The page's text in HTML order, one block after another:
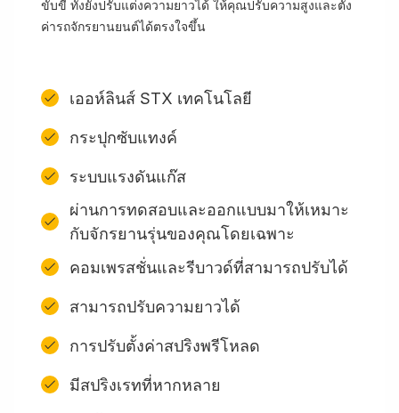
ขับขี่ ทั้งยังปรับแต่งความยาวได้ ให้คุณปรับความสูงและตั้ง
ค่ารถจักรยานยนต์ได้ตรงใจขึ้น
เออห์ลินส์ STX เทคโนโลยี
กระปุกซับแทงค์
ระบบแรงดันแก๊ส
ผ่านการทดสอบและออกแบบมาให้เหมาะ
กับจักรยานรุ่นของคุณโดยเฉพาะ
คอมเพรสชั่นและรีบาวด์ที่สามารถปรับได้
สามารถปรับความยาวได้
การปรับตั้งค่าสปริงพรีโหลด
มีสปริงเรทที่หากหลาย